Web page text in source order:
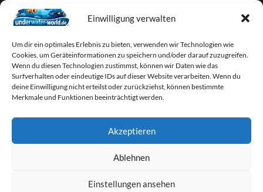
Einwilligung verwalten
Um dir ein optimales Erlebnis zu bieten, verwenden wir Technologien wie
Cookies, um Geräteinformationen zu speichern und/oder darauf zuzugreifen.
Wenn du diesen Technologien zustimmst, können wir Daten wie das
Surfverhalten oder eindeutige IDs auf dieser Website verarbeiten. Wenn du
deine Einwilligung nicht erteilst oder zurückziehst, können bestimmte
Merkmale und Funktionen beeinträchtigt werden.
Akzeptieren
Ablehnen
Einstellungen ansehen
Einkaufstipps
Krankheiten und Parasiten
Partnerprogramme
Tipps & Tricks